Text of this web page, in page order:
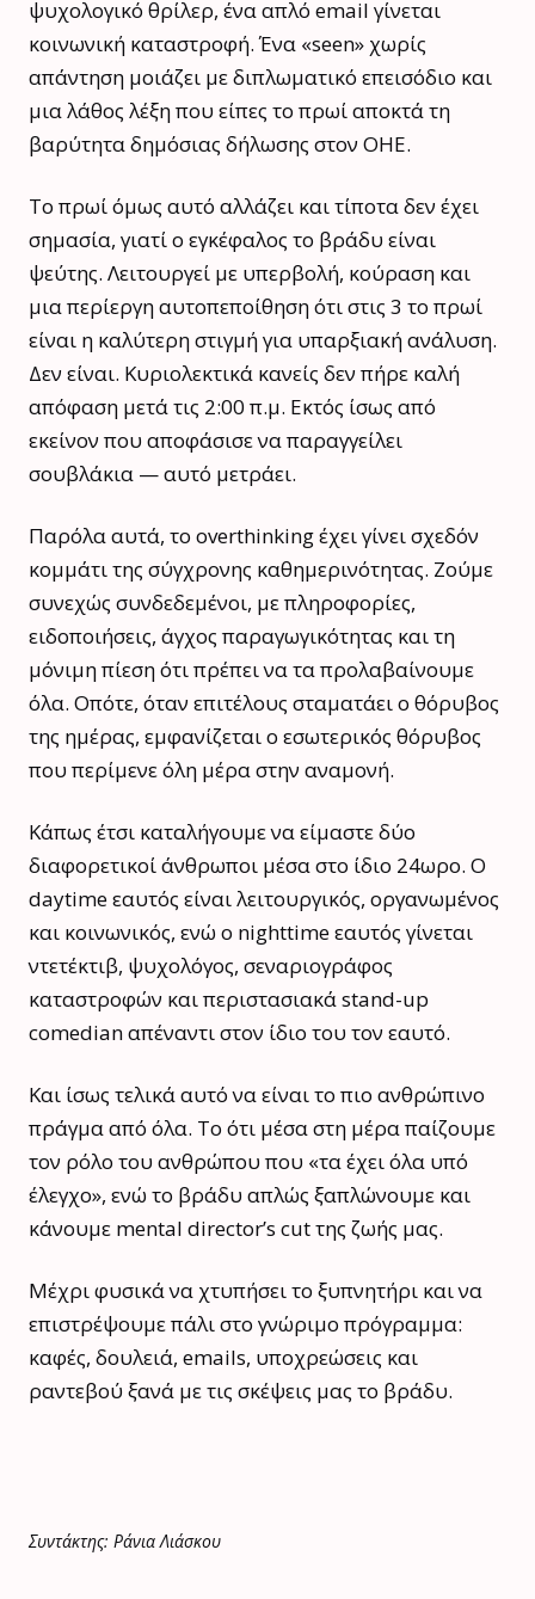
ψυχολογικό θρίλερ, ένα απλό email γίνεται
κοινωνική καταστροφή. Ένα «seen» χωρίς
απάντηση μοιάζει με διπλωματικό επεισόδιο και
μια λάθος λέξη που είπες το πρωί αποκτά τη
βαρύτητα δημόσιας δήλωσης στον ΟΗΕ.
Το πρωί όμως αυτό αλλάζει και τίποτα δεν έχει
σημασία, γιατί ο εγκέφαλος το βράδυ είναι
ψεύτης. Λειτουργεί με υπερβολή, κούραση και
μια περίεργη αυτοπεποίθηση ότι στις 3 το πρωί
είναι η καλύτερη στιγμή για υπαρξιακή ανάλυση.
Δεν είναι. Κυριολεκτικά κανείς δεν πήρε καλή
απόφαση μετά τις 2:00 π.μ. Εκτός ίσως από
εκείνον που αποφάσισε να παραγγείλει
σουβλάκια — αυτό μετράει.
Παρόλα αυτά, το overthinking έχει γίνει σχεδόν
κομμάτι της σύγχρονης καθημερινότητας. Ζούμε
συνεχώς συνδεδεμένοι, με πληροφορίες,
ειδοποιήσεις, άγχος παραγωγικότητας και τη
μόνιμη πίεση ότι πρέπει να τα προλαβαίνουμε
όλα. Οπότε, όταν επιτέλους σταματάει ο θόρυβος
της ημέρας, εμφανίζεται ο εσωτερικός θόρυβος
που περίμενε όλη μέρα στην αναμονή.
Κάπως έτσι καταλήγουμε να είμαστε δύο
διαφορετικοί άνθρωποι μέσα στο ίδιο 24ωρο. Ο
daytime εαυτός είναι λειτουργικός, οργανωμένος
και κοινωνικός, ενώ ο nighttime εαυτός γίνεται
ντετέκτιβ, ψυχολόγος, σεναριογράφος
καταστροφών και περιστασιακά stand-up
comedian απέναντι στον ίδιο του τον εαυτό.
Και ίσως τελικά αυτό να είναι το πιο ανθρώπινο
πράγμα από όλα. Το ότι μέσα στη μέρα παίζουμε
τον ρόλο του ανθρώπου που «τα έχει όλα υπό
έλεγχο», ενώ το βράδυ απλώς ξαπλώνουμε και
κάνουμε mental director’s cut της ζωής μας.
Μέχρι φυσικά να χτυπήσει το ξυπνητήρι και να
επιστρέψουμε πάλι στο γνώριμο πρόγραμμα:
καφές, δουλειά, emails, υποχρεώσεις και
ραντεβού ξανά με τις σκέψεις μας το βράδυ.
Συντάκτης: Ράνια Λιάσκου